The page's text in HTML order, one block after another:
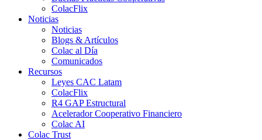
ColacFlix
Noticias
Noticias
Blogs & Artículos
Colac al Día
Comunicados
Recursos
Leyes CAC Latam
ColacFlix
R4 GAP Estructural
Acelerador Cooperativo Financiero
Colac AI
Colac Trust